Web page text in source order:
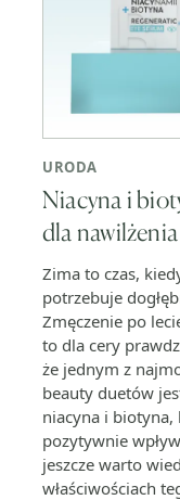
URODA
Niacyna i
dla
Zima to czas,
potrzebuje
Zmęczenie po
to dla cery
że jednym z
beauty duetów
niacyna i
pozytywnie
jeszcze warto
właściwościach